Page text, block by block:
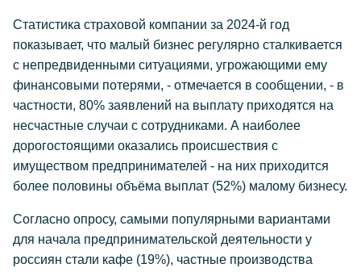
Статистика страховой компании за 2024-й год
показывает, что малый бизнес регулярно сталкивается
с непредвиденными ситуациями, угрожающими ему
финансовыми потерями, - отмечается в сообщении, - в
частности, 80% заявлений на выплату приходятся на
несчастные случаи с сотрудниками. А наиболее
дорогостоящими оказались происшествия с
имуществом предпринимателей - на них приходится
более половины объёма выплат (52%) малому бизнесу.
Согласно опросу, самыми популярными вариантами
для начала предпринимательской деятельности у
россиян стали кафе (19%), частные производства